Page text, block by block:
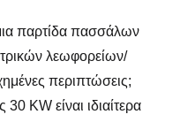
παρτίδα πασσάλων
λεωφορείων/
περιπτώσεις;
KW είναι ιδιαίτερα